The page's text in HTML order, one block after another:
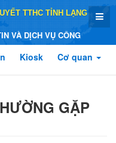
TTHC TỈNH LẠNG
VÀ DỊCH VỤ CÔNG
Kiosk Cơ quan
GẶP